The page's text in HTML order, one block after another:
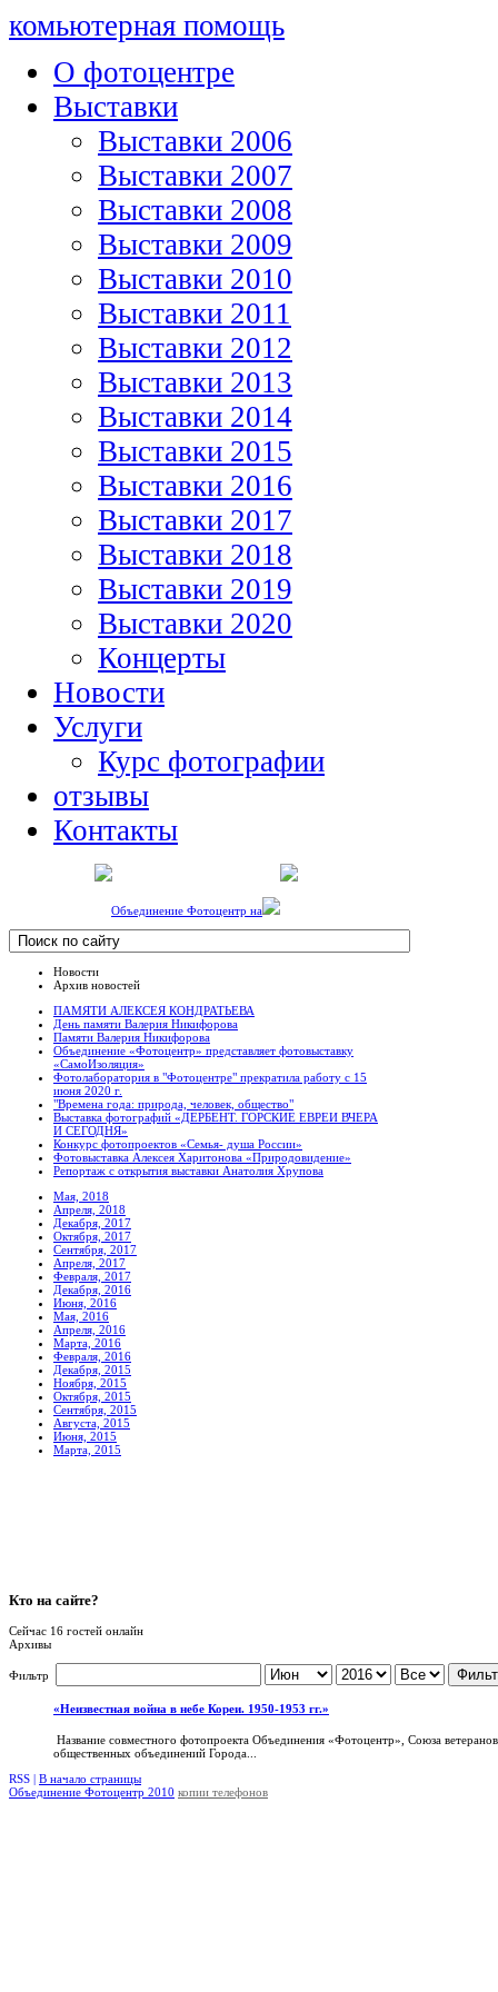
комьютерная помощь
О фотоцентре
Выставки
Выставки 2006
Выставки 2007
Выставки 2008
Выставки 2009
Выставки 2010
Выставки 2011
Выставки 2012
Выставки 2013
Выставки 2014
Выставки 2015
Выставки 2016
Выставки 2017
Выставки 2018
Выставки 2019
Выставки 2020
Концерты
Новости
Услуги
Курс фотографии
отзывы
Контакты
Объединение Фотоцентр на
Новости
Архив новостей
ПАМЯТИ АЛЕКСЕЯ КОНДРАТЬЕВА
День памяти Валерия Никифорова
Памяти Валерия Никифорова
Объединение «Фотоцентр» представляет фотовыставку
«СамоИзоляция»
Фотолаборатория в "Фотоцентре" прекратила работу с 15
июня 2020 г.
"Времена года: природа, человек, общество"
Выставка фотографий «ДЕРБЕНТ. ГОРСКИЕ ЕВРЕИ ВЧЕРА
И СЕГОДНЯ»
Конкурс фотопроектов «Семья- душа России»
Фотовыставка Алексея Харитонова «Природовидение»
Репортаж с открытия выставки Анатолия Хрупова
Мая, 2018
Апреля, 2018
Декабря, 2017
Октября, 2017
Сентября, 2017
Апреля, 2017
Февраля, 2017
Декабря, 2016
Июня, 2016
Мая, 2016
Апреля, 2016
Марта, 2016
Февраля, 2016
Декабря, 2015
Ноября, 2015
Октября, 2015
Сентября, 2015
Августа, 2015
Июня, 2015
Марта, 2015
Кто на сайте?
Сейчас 16 гостей онлайн
Архивы
Фильтр
«Неизвестная война в небе Кореи. 1950-1953 гг.»
Название совместного фотопроекта Объединения «Фотоцентр», Союза
общественных объединений Города...
RSS | В начало страницы
Объединение Фотоцентр 2010 копии телефонов